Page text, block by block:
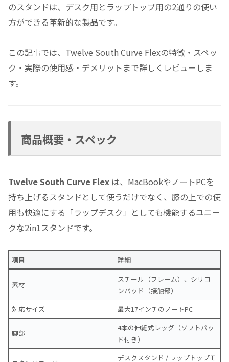
のスタンドは、デスク用とラップトップ用の2通りの使い
方ができる革新的な製品です。
この記事では、Twelve South Curve Flexの特徴・スペッ
ク・実際の使用感・デメリットまで詳しくレビューしま
す。
商品概要・スペック
Twelve South Curve Flex は、MacBookやノートPCを
持ち上げるスタンドとして使うだけでなく、膝の上での使
用も快適にする「ラップデスク」としても機能するユニー
クな2in1スタンドです。
項目 詳細
素材
スチール（フレーム）、シリコ
ンパッド（接触部）
対応サイズ
最大17インチのノートPC
脚部
4本の伸縮式レッグ（ソフトパッ
ド付き）
デスクスタンド / ラップトップモ